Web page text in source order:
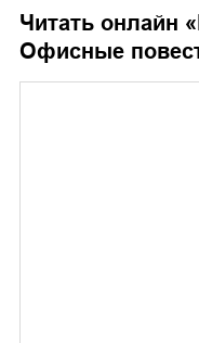
Читать онлайн «
Офисные